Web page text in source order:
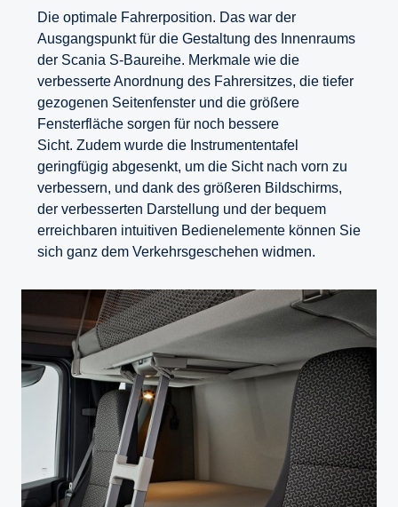
Die optimale Fahrerposition. Das war der
Ausgangspunkt für die Gestaltung des Innenraums
der Scania S-Baureihe. Merkmale wie die
verbesserte Anordnung des Fahrersitzes, die tiefer
gezogenen Seitenfenster und die größere
Fensterfläche sorgen für noch bessere
Sicht. Zudem wurde die Instrumententafel
geringfügig abgesenkt, um die Sicht nach vorn zu
verbessern, und dank des größeren Bildschirms,
der verbesserten Darstellung und der bequem
erreichbaren intuitiven Bedienelemente können Sie
sich ganz dem Verkehrsgeschehen widmen.